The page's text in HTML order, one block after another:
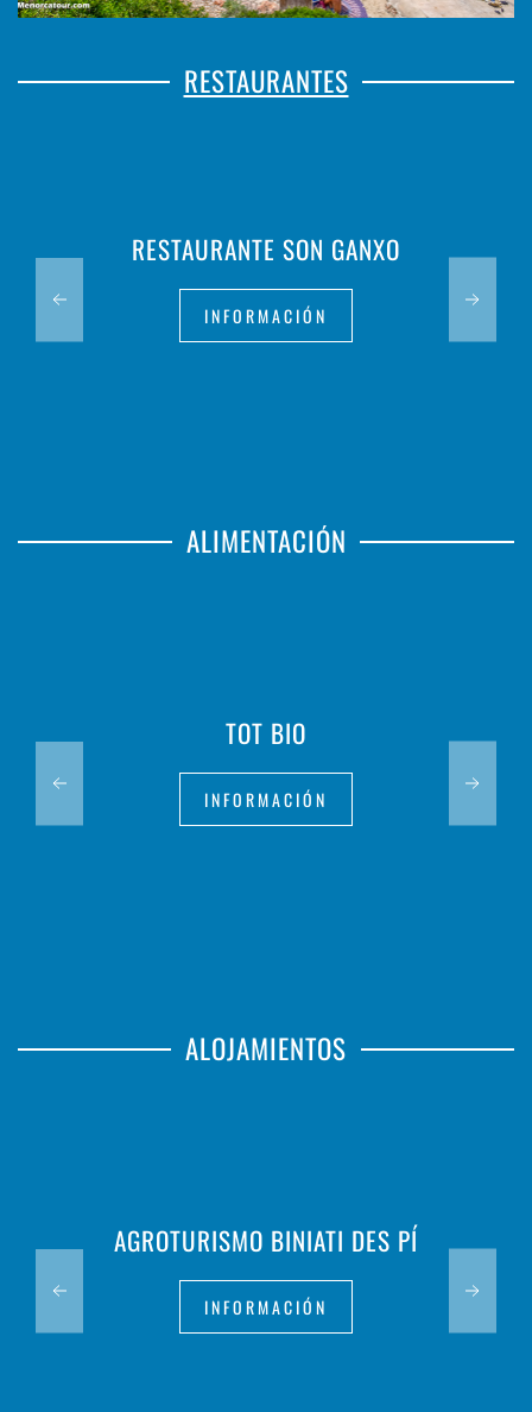
RESTAURANTES
RESTAURANTE SON GANXO
INFORMACIÓN
ALIMENTACIÓN
TOT BIO
INFORMACIÓN
ALOJAMIENTOS
AGROTURISMO BINIATI DES PÍ
INFORMACIÓN